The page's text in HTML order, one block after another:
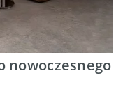
nowoczesnego